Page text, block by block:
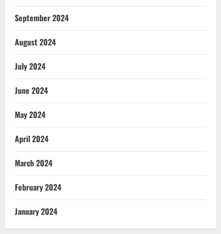
September 2024
August 2024
July 2024
June 2024
May 2024
April 2024
March 2024
February 2024
January 2024